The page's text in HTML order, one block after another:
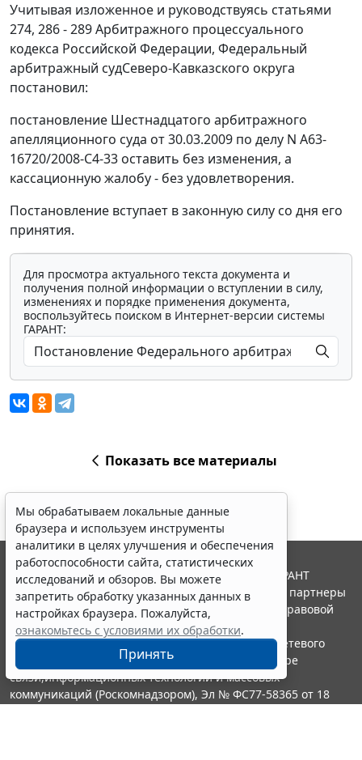
Учитывая изложенное и руководствуясь статьями
274, 286 - 289Арбитражного процессуального
кодекса Российской Федерации, Федеральный
арбитражный судСеверо-Кавказского округа
постановил:
постановление Шестнадцатого арбитражного
апелляционного суда от 30.03.2009 по делу N А63-
16720/2008-С4-33 оставить без изменения, а
кассационную жалобу - без удовлетворения.
Постановление вступает в законную силу со дня его
принятия.
Для просмотра актуального текста документа и
получения полной информации о вступлении в силу,
изменениях и порядке применения документа,
воспользуйтесь поиском в Интернет-версии системы
ГАРАНТ:
Показать все материалы
Мы обрабатываем локальные данные
браузера и используем инструменты
аналитики в целях улучшения и обеспечения
работоспособности сайта, статистических
исследований и обзоров. Вы можете
запретить обработку указанных данных в
настройках браузера. Пожалуйста,
ознакомьтесь с условиями их обработки.
Принять
© ООО "НПП "ГАРАНТ-СЕРВИС", 2026. Система ГАРАНТ
выпускается с 1990 года. Компания "Гарант" и ее партнеры
являются участниками Российской ассоциации правовой
информации ГАРАНТ.
Портал ГАРАНТ.РУ зарегистрирован в качестве сетевого
издания Федеральной службой по надзору в сфере
связи,информационных технологий и массовых
коммуникаций (Роскомнадзором), Эл № ФС77-58365 от 18